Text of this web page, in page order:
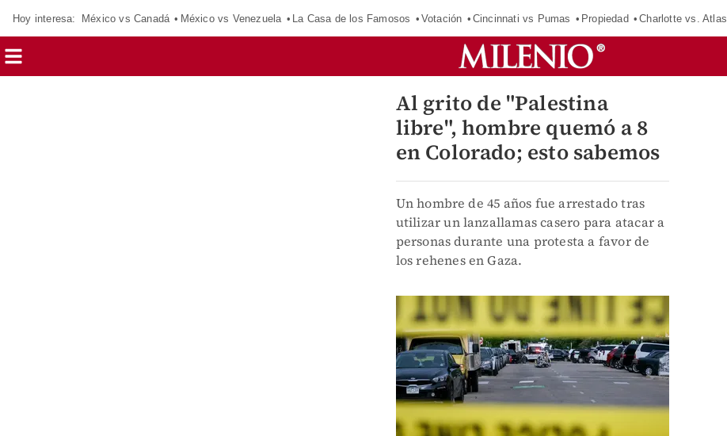
Hoy interesa: México vs Canadá México vs Venezuela La Casa de los Famosos Votación Cincinnati vs Pumas Propiedad Charlotte vs. Atlas
Al grito de "Palestina
libre", hombre quemó a 8
en Colorado; esto sabemos
Un hombre de 45 años fue arrestado tras
utilizar un lanzallamas casero para atacar a
personas durante una protesta a favor de
los rehenes en Gaza.